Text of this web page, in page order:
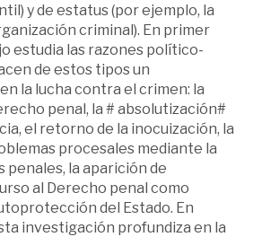
y de estatus (por ejemplo, la
criminal). En primer
estudia las razones político-
de estos tipos un
la lucha contra el crimen: la
penal, la # absolutización#
el retorno de la inocuización, la
procesales mediante la
penales, la aparición de
al Derecho penal como
del Estado. En
investigación profundiza en la